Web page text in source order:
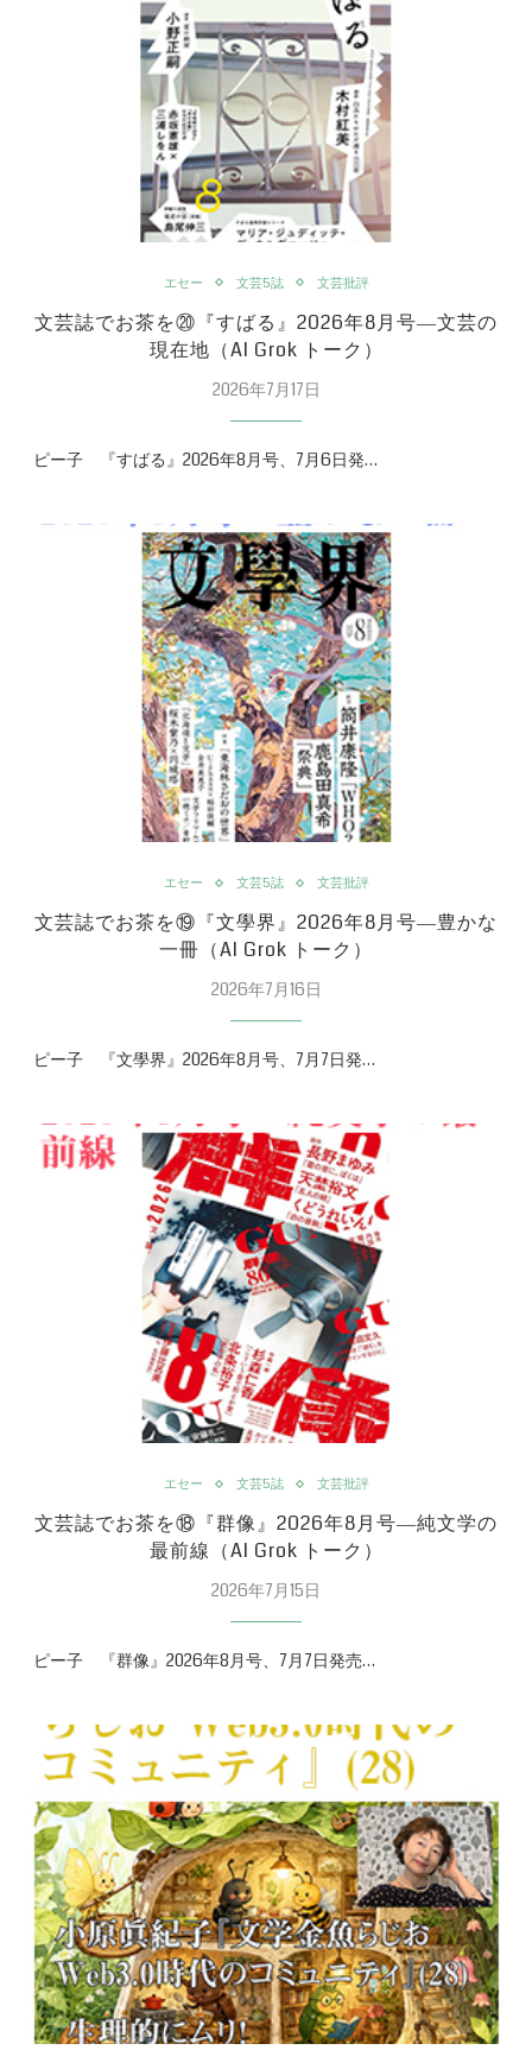
エセー 文芸5誌 文芸批評
文芸誌でお茶を⑳『すばる』2026年8月号―文芸の
現在地（AI Grok トーク）
2026年7月17日
ピー子 『すばる』2026年8月号、7月6日発…
エセー 文芸5誌 文芸批評
文芸誌でお茶を⑲『文學界』2026年8月号―豊かな
一冊（AI Grok トーク）
2026年7月16日
ピー子 『文學界』2026年8月号、7月7日発…
エセー 文芸5誌 文芸批評
文芸誌でお茶を⑱『群像』2026年8月号―純文学の
最前線（AI Grok トーク）
2026年7月15日
ピー子 『群像』2026年8月号、7月7日発売…